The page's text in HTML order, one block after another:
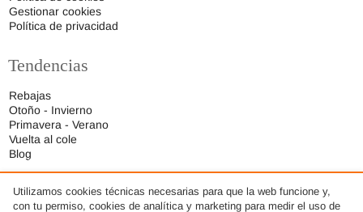
Gestionar cookies
Política de privacidad
Tendencias
Rebajas
Otoño - Invierno
Primavera - Verano
Vuelta al cole
Blog
Utilizamos cookies técnicas necesarias para que la web funcione y,
con tu permiso, cookies de analítica y marketing para medir el uso de